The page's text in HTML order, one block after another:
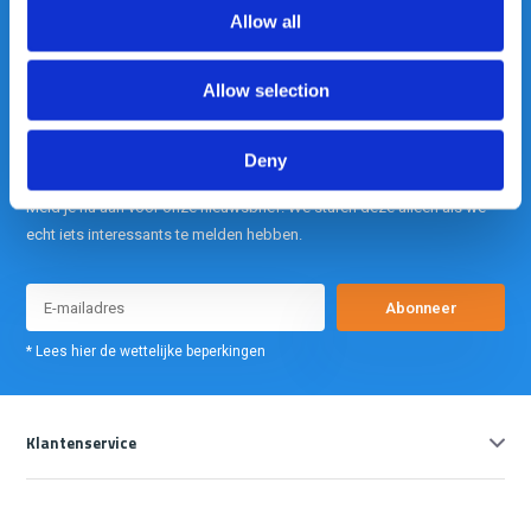
Allow all
Allow selection
Deny
Meld je nu aan voor onze nieuwsbrief. We sturen deze alleen als we
echt iets interessants te melden hebben.
Abonneer
* Lees hier de wettelijke beperkingen
Klantenservice